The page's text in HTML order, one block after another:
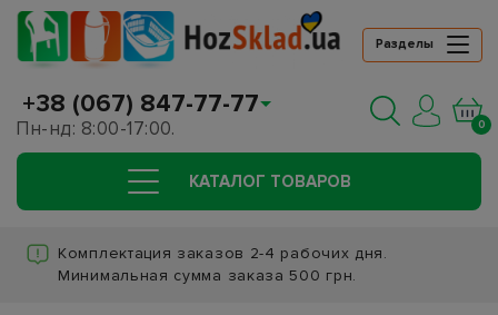
Разделы
+38 (067) 847-77-77
Пн-нд: 8:00-17:00. 0
КАТАЛОГ ТОВАРОВ
Комплектация заказов 2-4 рабочих дня.
Минимальная сумма заказа 500 грн.